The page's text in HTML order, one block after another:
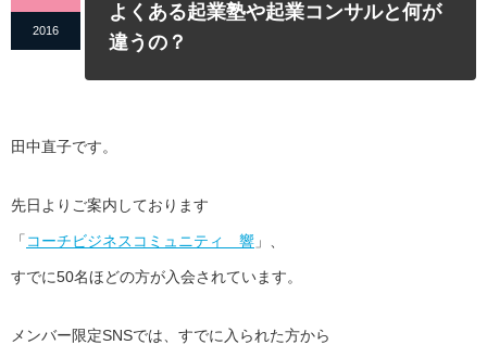
2016
よくある起業塾や起業コンサルと何が
違うの？
田中直子です。
先日よりご案内しております
「 コーチビジネスコミュニティ 響 」、
すでに50名ほどの方が入会されています。
メンバー限定SNSでは、すでに入られた方から